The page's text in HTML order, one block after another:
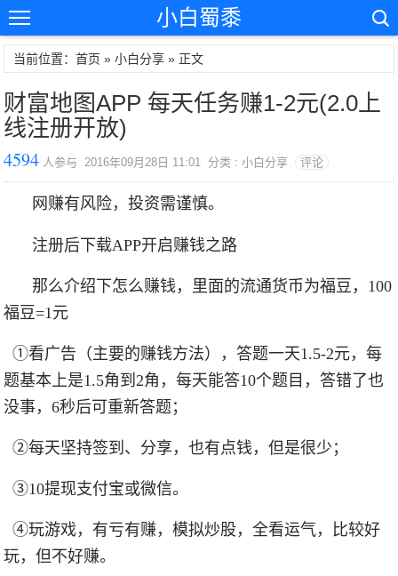
小白蜀黍
当前位置：首页 »小白分享 » 正文
财富地图APP 每天任务赚1-2元(2.0上
线注册开放)
4594 人参与 2016年09月28日 11:01 分类 : 小白分享 评论
网赚有风险，投资需谨慎。
注册后下载APP开启赚钱之路
那么介绍下怎么赚钱，里面的流通货币为福豆，100
福豆=1元
①看广告（主要的赚钱方法），答题一天1.5-2元，每
题基本上是1.5角到2角，每天能答10个题目，答错了也
没事，6秒后可重新答题；
②每天坚持签到、分享，也有点钱，但是很少；
③10提现支付宝或微信。
④玩游戏，有亏有赚，模拟炒股，全看运气，比较好
玩，但不好赚。